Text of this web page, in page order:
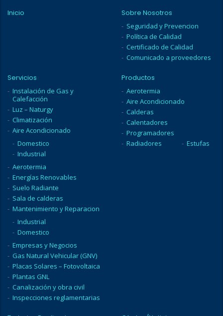
Inicio Sobre Nosotros
Seguridad y Prevencion
Política de Calidad
Certificado de Calidad
Comunicado a proveedores
Servicios
Instalación de Gas y
Calefacción
Luz – Naturgy
Climatización
Aire Acondicionado
Domestico
Industrial
Aerotermia
Energías Renovables
Suelo Radiante
Sala de calderas
Mantenimiento y Reparacion
Industrial
Domestico
Empresas y Negocios
Gas Natural Vehicular (GNV)
Placas Solares – Fotovoltaica
Plantas GNL
Canalización y obra civil
Inspecciones reglamentarias
Productos
Aerotermia
Aire Acondicionado
Calderas
Calentadores
Programadores
Radiadores
Estufas